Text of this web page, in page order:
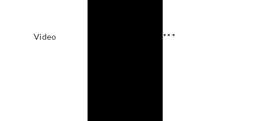
Video ***